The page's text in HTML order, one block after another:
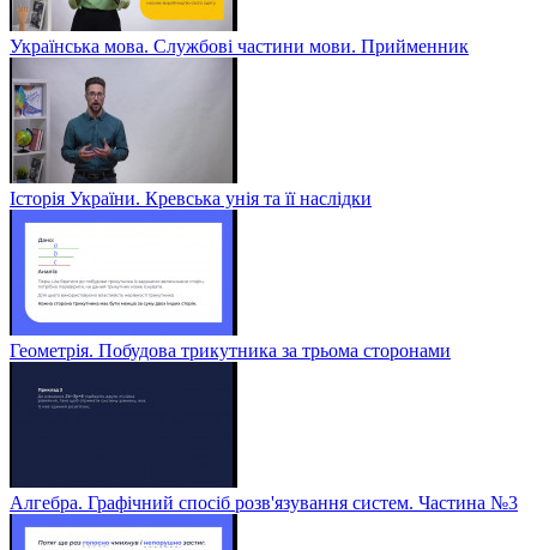
Українська мова. Службові частини мови. Прийменник
Історія України. Кревська унія та її наслідки
Геометрія. Побудова трикутника за трьома сторонами
Алгебра. Графічний спосіб розв'язування систем. Частина №3